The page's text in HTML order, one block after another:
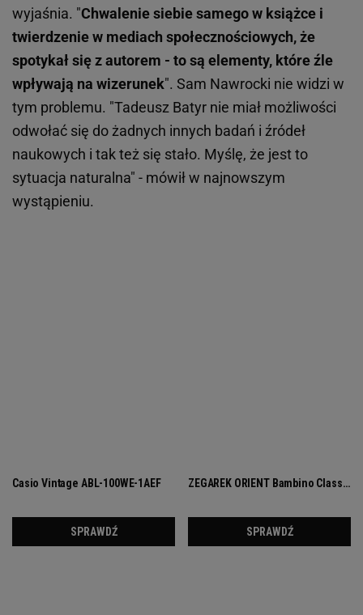
wyjaśnia. "Chwalenie siebie samego w książce i
twierdzenie w mediach społecznościowych, że
spotykał się z autorem - to są elementy, które źle
wpływają na wizerunek". Sam Nawrocki nie widzi w
tym problemu. "Tadeusz Batyr nie miał możliwości
odwołać się do żadnych innych badań i źródeł
naukowych i tak też się stało. Myślę, że jest to
sytuacja naturalna" - mówił w najnowszym
wystąpieniu.